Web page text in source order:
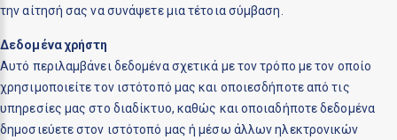
την αίτησή σας να συνάψετε μια τέτοια σύμβαση.
Δεδομένα χρήστη
Αυτό περιλαμβάνει δεδομένα σχετικά με τον τρόπο με τον οποίο
χρησιμοποιείτε τον ιστότοπό μας και οποιεσδήποτε από τις
υπηρεσίες μας στο διαδίκτυο, καθώς και οποιαδήποτε δεδομένα
δημοσιεύετε στον ιστότοπό μας ή μέσω άλλων ηλεκτρονικών